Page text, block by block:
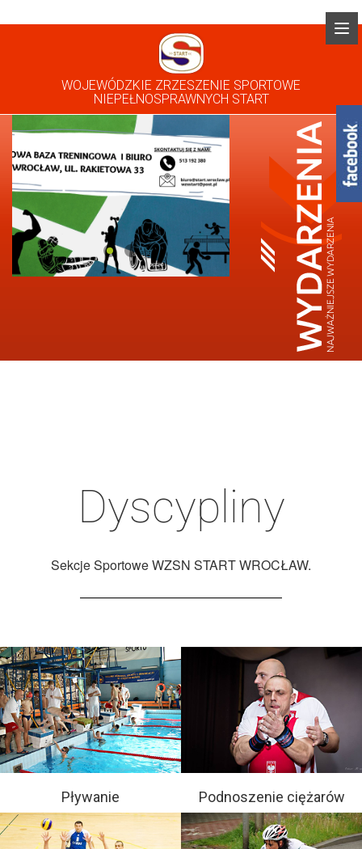
WOJEWÓDZKIE ZRZESZENIE SPORTOWE
NIEPEŁNOSPRAWNYCH START
Dyscypliny
Sekcje Sportowe WZSN START WROCŁAW.
Pływanie Podnoszenie ciężarów